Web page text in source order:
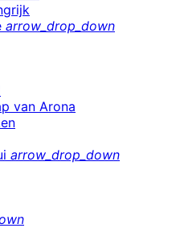
arrow_drop_down
van Arona
arrow_drop_down